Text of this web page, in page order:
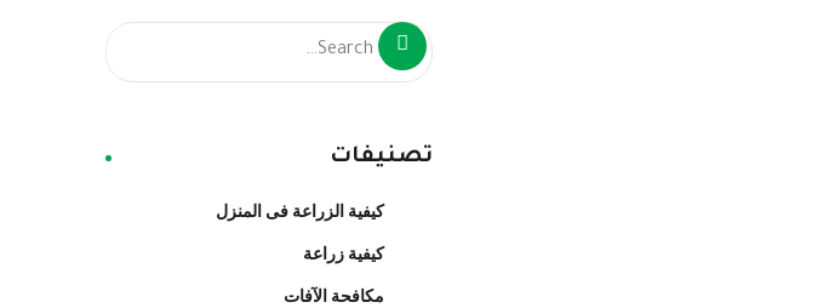
تصنيفات
كيفية الزراعة فى المنزل
كيفية زراعة
مكافحة الآفات